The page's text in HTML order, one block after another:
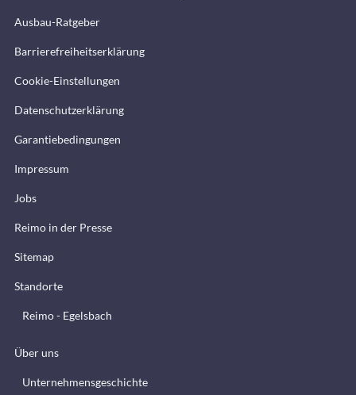
Ausbau-Ratgeber
Barrierefreiheitserklärung
Cookie-Einstellungen
Datenschutzerklärung
Garantiebedingungen
Impressum
Jobs
Reimo in der Presse
Sitemap
Standorte
Reimo - Egelsbach
Über uns
Unternehmensgeschichte